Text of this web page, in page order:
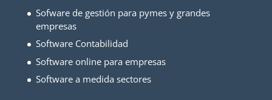
Sofware de gestión para pymes y grandes
empresas
Software Contabilidad
Software online para empresas
Software a medida sectores